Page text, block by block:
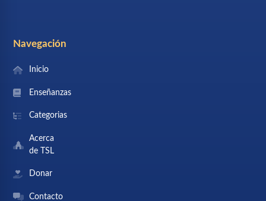
Navegación
Inicio
Enseñanzas
Categorias
Acerca
de TSL
Donar
Contacto